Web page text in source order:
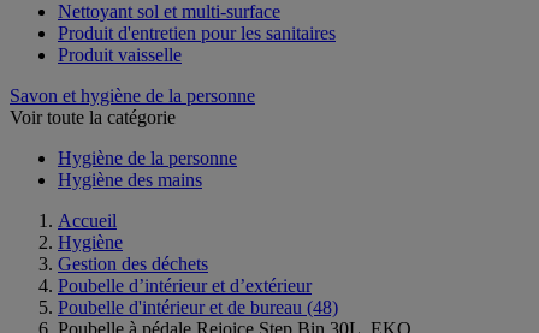
Lessive et soin du linge
Nettoyant sol et multi-surface
Produit d'entretien pour les sanitaires
Savon et hygiène de la personne
Hygiène de la personne
Accueil
Hygiène
Gestion des déchets
Poubelle d’intérieur et d’extérieur
Poubelle d'intérieur et de bureau (48)